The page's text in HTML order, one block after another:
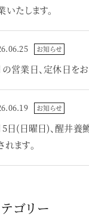
いたします。
お知らせ
営業日、定休日をお
お知らせ
日(日曜日)、醒井養
れます。
ゴリー